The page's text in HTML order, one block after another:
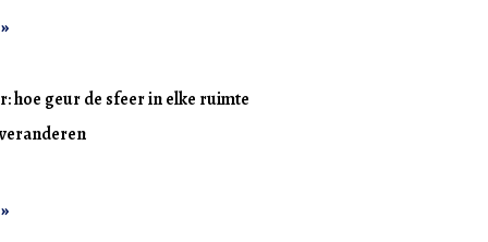
hoe geur de sfeer in elke ruimte